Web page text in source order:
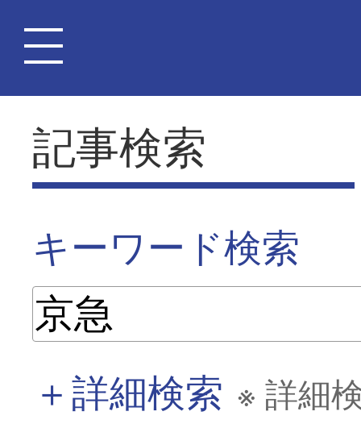
記事検索
キーワード検索
＋詳細検索 ※ 詳細